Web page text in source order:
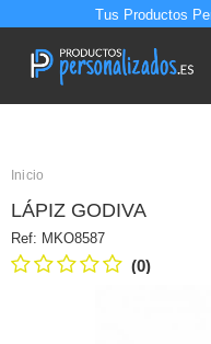
Tus Productos
Inicio
LÁPIZ GODIVA
Ref: MKO8587
(0)